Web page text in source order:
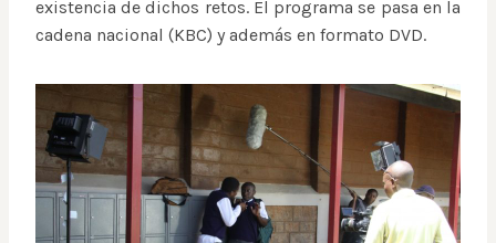
existencia de dichos retos. El programa se pasa en la
cadena nacional (KBC) y además en formato DVD.